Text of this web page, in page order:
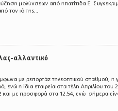
μολύνσεων από ηπατίτιδα Ε.
τον ιό της...
αλλαντικό
με ρεπορτάζ τηλεοπτικού σταθμού, η
η ίδια εταιρεία στα τέλη Απριλίου του
με προσφορά στα 12.54, ενώ σήμερα